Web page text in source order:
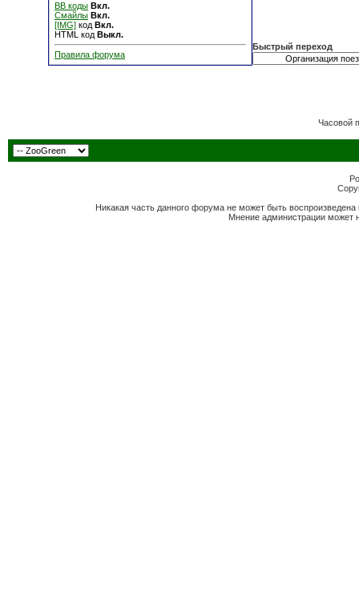
BB коды Вкл.
Смайлы Вкл.
[IMG] код Вкл.
HTML код Выкл.
Правила форума
Быстрый переход
Часовой
Никакая часть данного форума не может быть
Мнение администрации может